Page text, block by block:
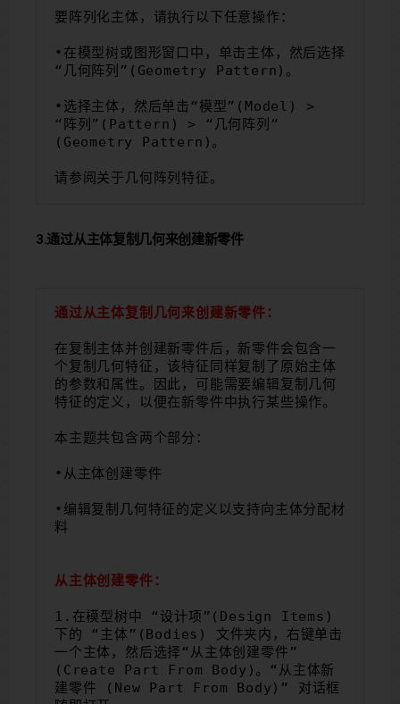
要阵列化主体，请执行以下任意操作：
•在模型树或图形窗口中，单击主体，然后选择
“几何阵列”(Geometry Pattern)。
•选择主体，然后单击“模型”(Model) >
“阵列”(Pattern) > “几何阵列”
(Geometry Pattern)。
请参阅关于几何阵列特征。
3.通过从主体复制几何来创建新零件
通过从主体复制几何来创建新零件：
在复制主体并创建新零件后，新零件会包含一
个复制几何特征，该特征同样复制了原始主体
的参数和属性。因此，可能需要编辑复制几何
特征的定义，以便在新零件中执行某些操作。
本主题共包含两个部分：
•从主体创建零件
•编辑复制几何特征的定义以支持向主体分配材
料
从主体创建零件：
1.在模型树中 “设计项”(Design Items)
下的 “主体”(Bodies) 文件夹内，右键单击
一个主体，然后选择“从主体创建零件”
(Create Part From Body)。“从主体新
建零件 (New Part From Body)” 对话框